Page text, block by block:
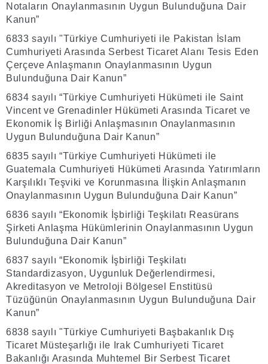
Notaların Onaylanmasının Uygun Bulunduğuna Dair
Kanun”
6833 sayılı "Türkiye Cumhuriyeti ile Pakistan İslam
Cumhuriyeti Arasında Serbest Ticaret Alanı Tesis Eden
Çerçeve Anlaşmanın Onaylanmasının Uygun
Bulunduğuna Dair Kanun”
6834 sayılı “Türkiye Cumhuriyeti Hükümeti ile Saint
Vincent ve Grenadinler Hükümeti Arasında Ticaret ve
Ekonomik İş Birliği Anlaşmasının Onaylanmasının
Uygun Bulunduğuna Dair Kanun”
6835 sayılı “Türkiye Cumhuriyeti Hükümeti ile
Guatemala Cumhuriyeti Hükümeti Arasında Yatırımların
Karşılıklı Teşviki ve Korunmasına İlişkin Anlaşmanın
Onaylanmasının Uygun Bulunduğuna Dair Kanun”
6836 sayılı “Ekonomik İşbirliği Teşkilatı Reasürans
Şirketi Anlaşma Hükümlerinin Onaylanmasının Uygun
Bulunduğuna Dair Kanun”
6837 sayılı “Ekonomik İşbirliği Teşkilatı
Standardizasyon, Uygunluk Değerlendirmesi,
Akreditasyon ve Metroloji Bölgesel Enstitüsü
Tüzüğünün Onaylanmasının Uygun Bulunduğuna Dair
Kanun”
6838 sayılı "Türkiye Cumhuriyeti Başbakanlık Dış
Ticaret Müsteşarlığı ile Irak Cumhuriyeti Ticaret
Bakanlığı Arasında Muhtemel Bir Serbest Ticaret